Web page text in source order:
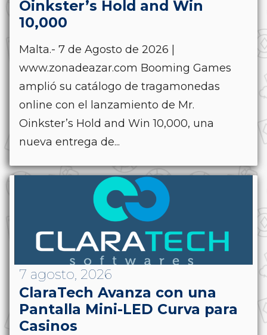
Oinkster’s Hold and Win
10,000
Malta.- 7 de Agosto de 2026 |
www.zonadeazar.com Booming Games
amplió su catálogo de tragamonedas
online con el lanzamiento de Mr.
Oinkster’s Hold and Win 10,000, una
nueva entrega de...
7 agosto, 2026
ClaraTech Avanza con una
Pantalla Mini-LED Curva para
Casinos